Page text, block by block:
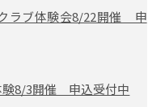
ラブ体験会8/22開催 申
8/3開催 申込受付中